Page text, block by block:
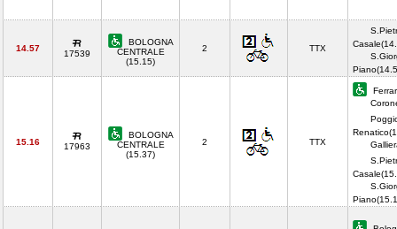
14.57
17539
BOLOGNA
CENTRALE
(15.15)
2 TTX
15.16 17963
BOLOGNA
CENTRALE
(15.37)
2 TTX